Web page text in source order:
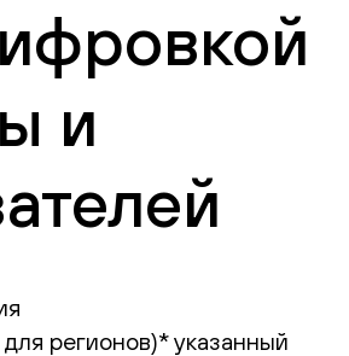
и
регионов)*указанный